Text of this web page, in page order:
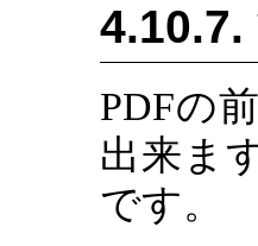
4.10.7.
PDFの
出来ま
です。